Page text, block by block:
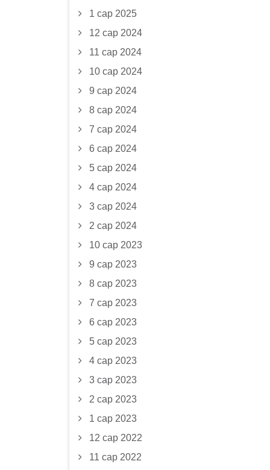
1 сар 2025
12 сар 2024
11 сар 2024
10 сар 2024
9 сар 2024
8 сар 2024
7 сар 2024
6 сар 2024
5 сар 2024
4 сар 2024
3 сар 2024
2 сар 2024
10 сар 2023
9 сар 2023
8 сар 2023
7 сар 2023
6 сар 2023
5 сар 2023
4 сар 2023
3 сар 2023
2 сар 2023
1 сар 2023
12 сар 2022
11 сар 2022